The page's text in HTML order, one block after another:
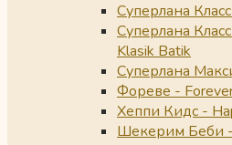
Суперлана
Суперлана
Klasik Batik
Суперлана
Фореве -
Хеппи Кидс -
Шекерим Беби -